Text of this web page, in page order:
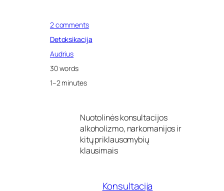
2 commentso
R
k
i
n
ė
Detoksikacija
Audrius
30 words
1–2 minutes
Nuotolinės konsultacijos
alkoholizmo, narkomanijos ir
kitų priklausomybių
klausimais
Konsultacija